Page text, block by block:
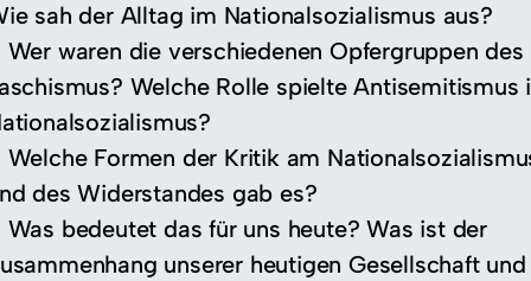
sah der Alltag im Nationalsozialismus aus?
Wer waren die verschiedenen Opfergruppen des
Welche Rolle spielte Antisemitismus
Welche Formen der Kritik am
des Widerstandes gab es?
Was bedeutet das für uns heute? Was ist der
unserer heutigen Gesellschaft und